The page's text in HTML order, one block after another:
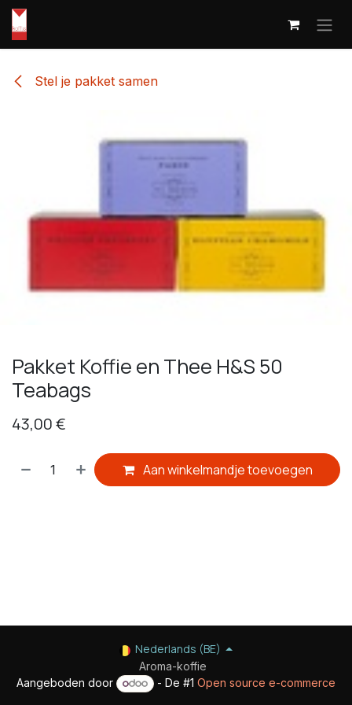
Overslaan naar inhoud
Stel je pakket samen
Pakket Koffie en Thee H&S 50
Teabags
43,00€
Aan winkelmandje toevoegen
Aroma-koffie
Nederlands (BE)
Aangeboden door - De #1Open source e-commerce